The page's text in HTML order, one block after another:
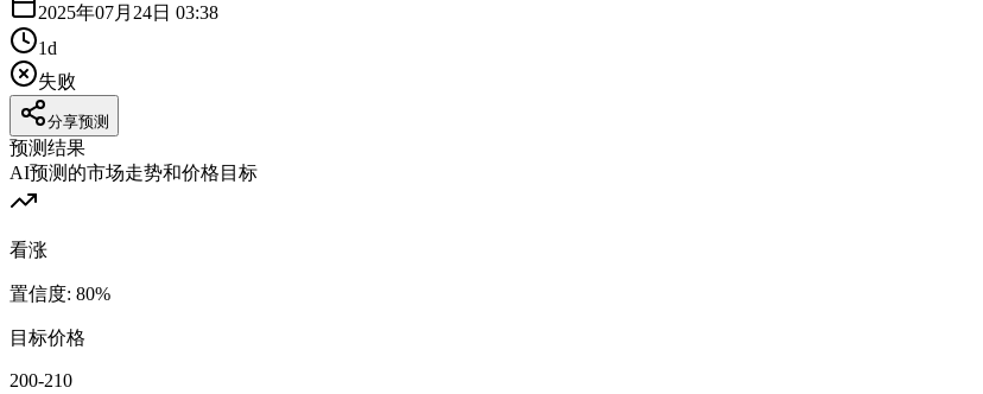
2025年07月24日 03:38
1d
失败
分享预测
预测结果
AI预测的市场走势和价格目标
看涨
置信度: 80%
目标价格
200-210